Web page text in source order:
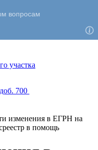
участка
700
изменения в ЕГРН на
в помощь